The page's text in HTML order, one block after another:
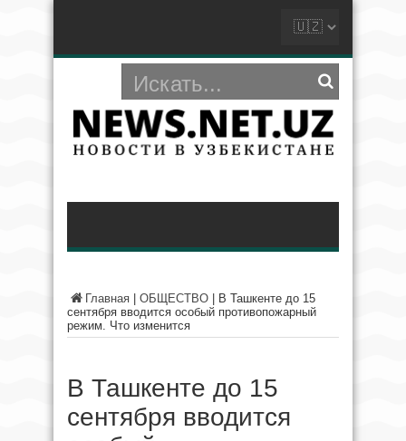
Главная ОБЩЕСТВО
В Ташкенте до 15
сентября вводится особый противопожарный
режим. Что изменится
В Ташкенте до 15
сентября вводится